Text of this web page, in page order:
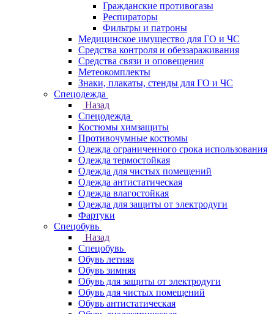
Гражданские противогазы
Респираторы
Фильтры и патроны
Медицинское имущество для ГО и ЧС
Средства контроля и обеззараживания
Средства связи и оповещения
Метеокомплекты
Знаки, плакаты, стенды для ГО и ЧС
Спецодежда
Назад
Спецодежда
Костюмы химзащиты
Противочумные костюмы
Одежда ограниченного срока использования
Одежда термостойкая
Одежда для чистых помещений
Одежда антистатическая
Одежда влагостойкая
Одежда для защиты от электродуги
Фартуки
Спецобувь
Назад
Спецобувь
Обувь летняя
Обувь зимняя
Обувь для защиты от электродуги
Обувь для чистых помещений
Обувь антистатическая